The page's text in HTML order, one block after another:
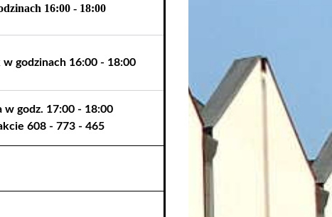
16:00 - 18:00
godzinach 16:00 - 18:00
godz. 17:00 - 18:00
608 - 773 - 465